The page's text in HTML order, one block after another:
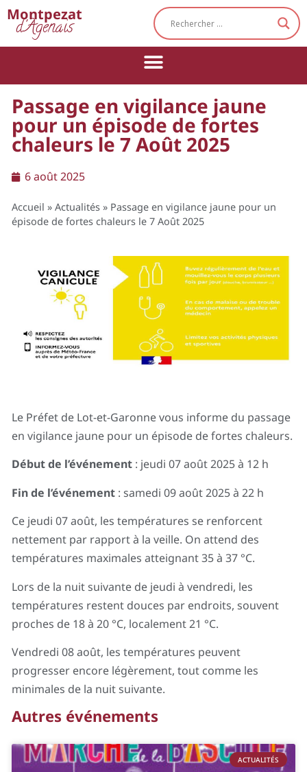
Montpezat
d'Agenais
Passage en vigilance jaune
pour un épisode de fortes
chaleurs le 7 Août 2025
6 août 2025
Accueil » Actualités » Passage en vigilance jaune pour un
épisode de fortes chaleurs le 7 Août 2025
Le Préfet de Lot-et-Garonne vous informe du passage
en vigilance jaune pour un épisode de fortes chaleurs.
Début de l’événement : jeudi 07 août 2025 à 12 h
Fin de l’événement : samedi 09 août 2025 à 22 h
Ce jeudi 07 août, les températures se renforcent
nettement par rapport à la veille. On attend des
températures maximales atteignant 35 à 37 °C.
Lors de la nuit suivante de jeudi à vendredi, les
températures restent douces par endroits, souvent
proches de 18 à 20 °C, localement 21 °C.
Vendredi 08 août, les températures peuvent
progresser encore légèrement, tout comme les
minimales de la nuit suivante.
Autres événements
ACTUALITÉS
Cookies management panel